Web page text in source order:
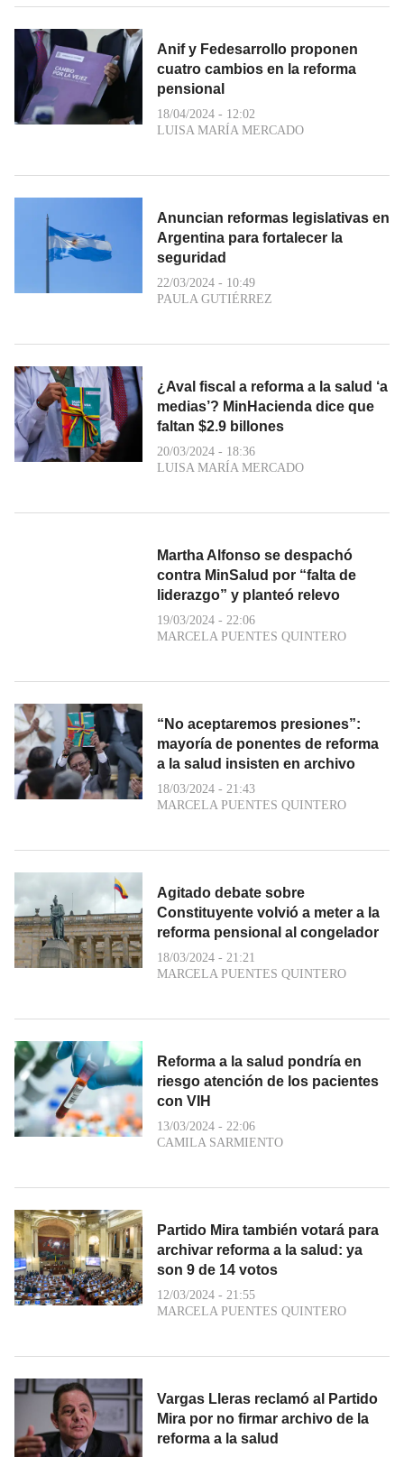
Anif y Fedesarrollo proponen
cuatro cambios en la reforma
pensional
18/04/2024 - 12:02
LUISA MARÍA MERCADO
Anuncian reformas legislativas en
Argentina para fortalecer la
seguridad
22/03/2024 - 10:49
PAULA GUTIÉRREZ
¿Aval fiscal a reforma a la salud ‘a
medias’? MinHacienda dice que
faltan $2.9 billones
20/03/2024 - 18:36
LUISA MARÍA MERCADO
Martha Alfonso se despachó
contra MinSalud por “falta de
liderazgo” y planteó relevo
19/03/2024 - 22:06
MARCELA PUENTES QUINTERO
“No aceptaremos presiones”:
mayoría de ponentes de reforma
a la salud insisten en archivo
18/03/2024 - 21:43
MARCELA PUENTES QUINTERO
Agitado debate sobre
Constituyente volvió a meter a la
reforma pensional al congelador
18/03/2024 - 21:21
MARCELA PUENTES QUINTERO
Reforma a la salud pondría en
riesgo atención de los pacientes
con VIH
13/03/2024 - 22:06
CAMILA SARMIENTO
Partido Mira también votará para
archivar reforma a la salud: ya
son 9 de 14 votos
12/03/2024 - 21:55
MARCELA PUENTES QUINTERO
Vargas Lleras reclamó al Partido
Mira por no firmar archivo de la
reforma a la salud